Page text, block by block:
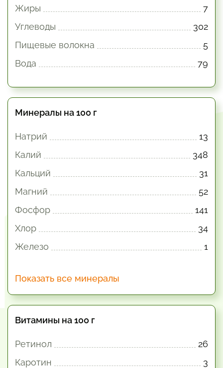
Жиры
7
Углеводы
302
Пищевые волокна
5
Вода
79
Минералы на 100 г
Натрий
13
Калий
348
Кальций
31
Магний
52
Фосфор
141
Хлор
34
Железо
1
Показать все минералы
Витамины на 100 г
Ретинол
26
Каротин
3